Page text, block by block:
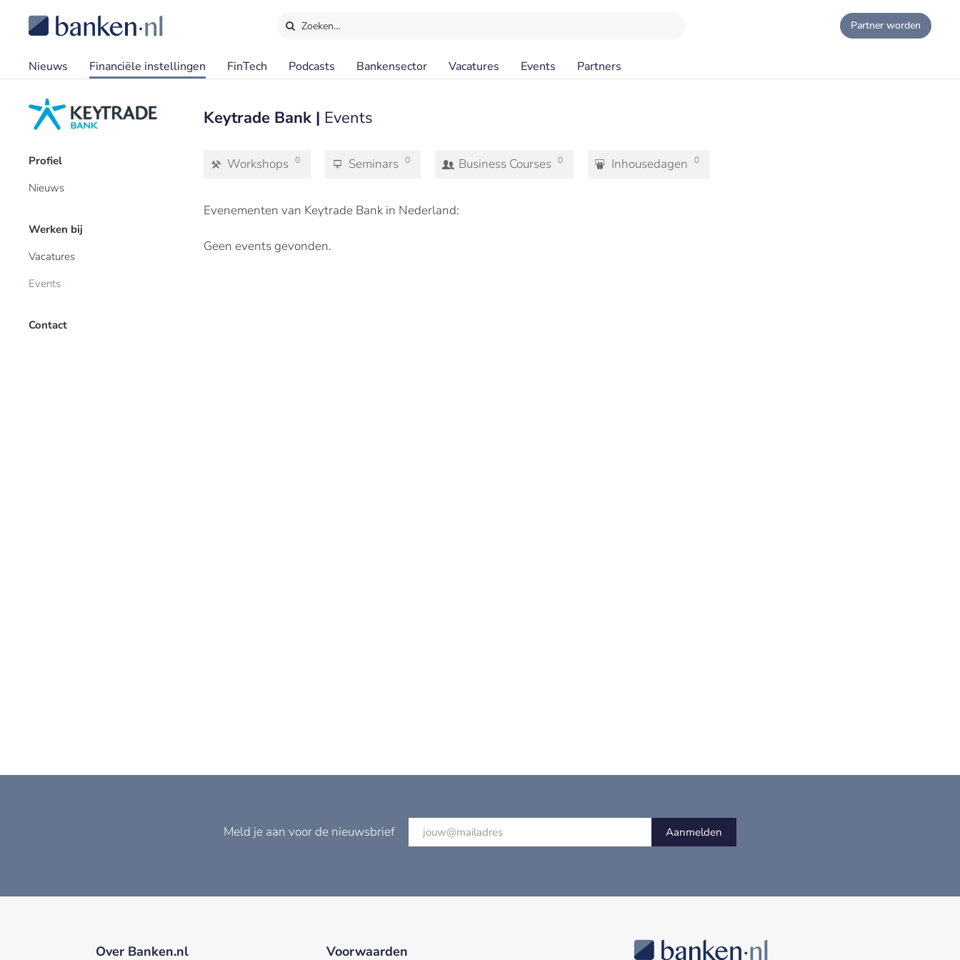
Zoeken… Partner worden
Nieuws Financiële instellingen FinTech Podcasts Bankensector Vacatures Events Partners
Profiel
Nieuws
Werken bij
Vacatures
Events
Contact
Keytrade Bank | Events
Workshops 0 Seminars 0 Business Courses 0 Inhousedagen 0
Evenementen van Keytrade Bank in Nederland:
Geen events gevonden.
Meld je aan voor de nieuwsbrief Aanmelden
Over Banken.nl Voorwaarden